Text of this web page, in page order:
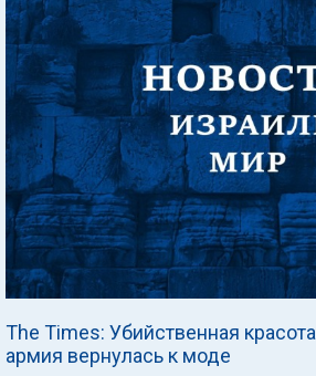
The Times: Убийственная
армия вернулась к моде